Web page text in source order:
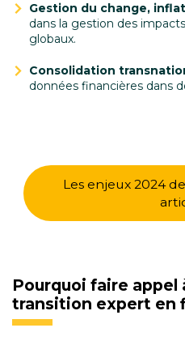
Gestion du change,
dans la gestion des
globaux.
Consolidation
données financières dans
Les enjeux 2024
Pourquoi faire appel
transition expert en